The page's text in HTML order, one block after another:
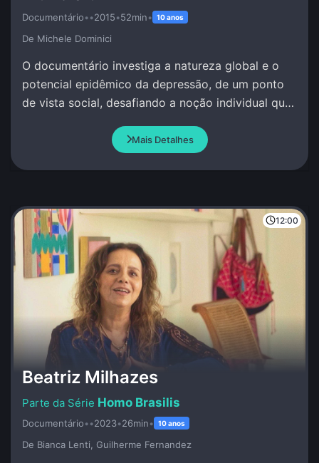
Documentário••2015•52min• 10 anos
De Michele Dominici
O documentário investiga a natureza global e o
potencial epidêmico da depressão, de um ponto
de vista social, desafiando a noção individual que
Mais Detalhes
12:00
Beatriz Milhazes
Homo Brasilis
Documentário••2023•26min• 10 anos
De Bianca Lenti, Guilherme Fernandez